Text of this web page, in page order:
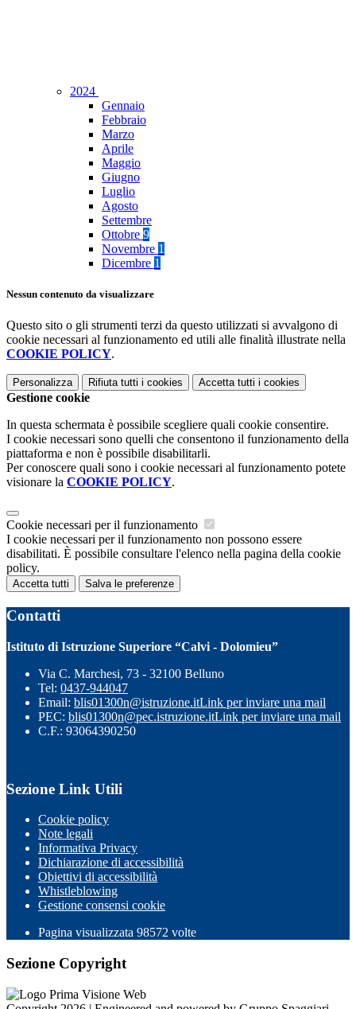
2024
Gennaio
Febbraio
Marzo
Aprile
Maggio
Giugno
Luglio
Agosto
Settembre
Ottobre 9
Novembre 1
Dicembre 1
Nessun contenuto da visualizzare
Questo sito o gli strumenti terzi da questo utilizzati si avvalgono di
cookie necessari al funzionamento ed utili alle finalità illustrate nella
COOKIE POLICY.
Personalizza Rifiuta tutti i cookies Accetta tutti i cookies
Gestione cookie
In questa schermata è possibile scegliere quali cookie consentire.
I cookie necessari sono quelli che consentono il funzionamento della
piattaforma e non è possibile disabilitarli.
Per conoscere quali sono i cookie necessari al funzionamento potete
visionare la COOKIE POLICY.
Cookie necessari per il funzionamento
I cookie necessari per il funzionamento non possono essere
disabilitati. È possibile consultare l'elenco nella pagina della cookie
policy.
Accetta tutti Salva le preferenze
Contatti
Istituto di Istruzione Superiore “Calvi - Dolomieu”
Via C. Marchesi, 73 - 32100 Belluno
Tel: 0437-944047
Email: blis01300n@istruzione.itLink per inviare una mail
PEC: blis01300n@pec.istruzione.itLink per inviare una mail
C.F.: 93064390250
Sezione Link Utili
Cookie policy
Note legali
Informativa Privacy
Dichiarazione di accessibilità
Obiettivi di accessibilità
Whistleblowing
Gestione consensi cookie
Pagina visualizzata 98572 volte
Sezione Copyright